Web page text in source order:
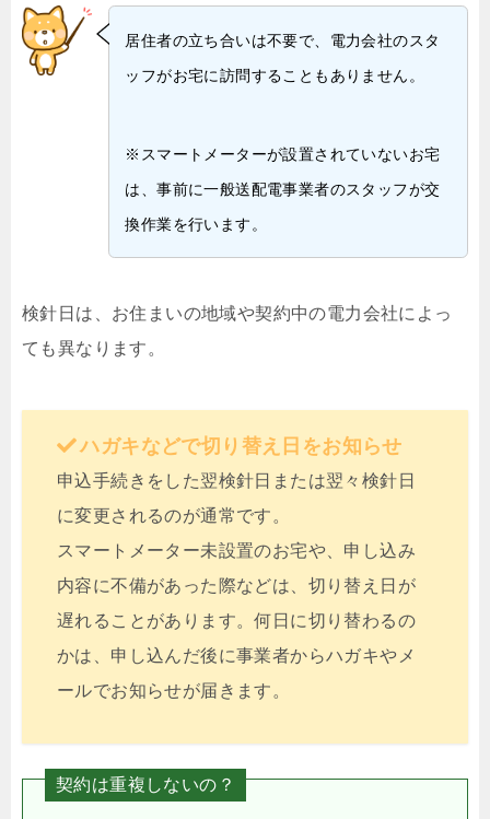
居住者の立ち合いは不要で、電力会社のスタ
ッフがお宅に訪問することもありません。
※スマートメーターが設置されていないお宅
は、事前に一般送配電事業者のスタッフが交
換作業を行います。
検針日は、お住まいの地域や契約中の電力会社によっ
ても異なります。
ハガキなどで切り替え日をお知らせ
申込手続きをした翌検針日または翌々検針日
に変更されるのが通常です。
スマートメーター未設置のお宅や、申し込み
内容に不備があった際などは、切り替え日が
遅れることがあります。何日に切り替わるの
かは、申し込んだ後に事業者からハガキやメ
ールでお知らせが届きます。
契約は重複しないの？